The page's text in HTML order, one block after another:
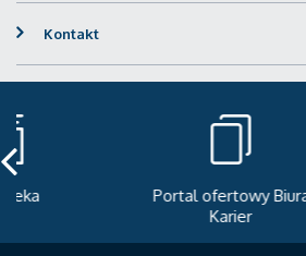
Kontakt
Portal ofertowy Biura